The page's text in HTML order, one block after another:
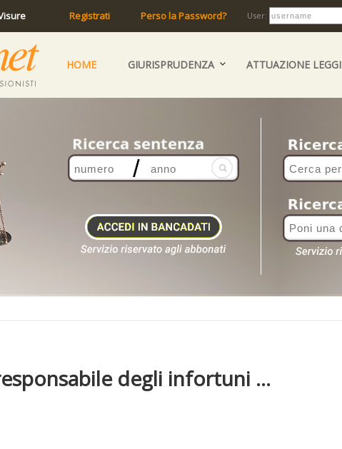
Registrati Perso la Password? User:
HOME GIURISPRUDENZA ATTUAZIONE LEGGI
degli infortuni ...